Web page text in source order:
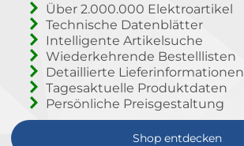
Über 2.000.000 Elektroartikel
Technische Datenblätter
Intelligente Artikelsuche
Wiederkehrende Bestelllisten
Detaillierte Lieferinformationen
Tagesaktuelle Produktdaten
Persönliche Preisgestaltung
Shop entdecken